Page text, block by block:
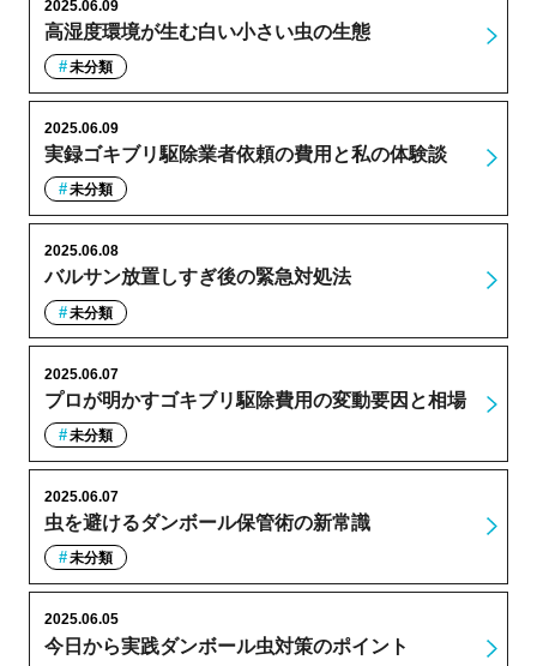
高湿度環境が生む白い小さい虫の生態
2025.06.09
未分類
実録ゴキブリ駆除業者依頼の費用と私の体験談
2025.06.09
未分類
バルサン放置しすぎ後の緊急対処法
2025.06.08
未分類
プロが明かすゴキブリ駆除費用の変動要因と相場
2025.06.07
未分類
虫を避けるダンボール保管術の新常識
2025.06.07
未分類
今日から実践ダンボール虫対策のポイント
2025.06.05